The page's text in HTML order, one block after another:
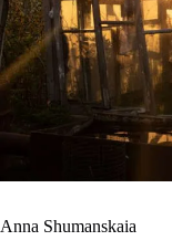
Anna Shumanskaia